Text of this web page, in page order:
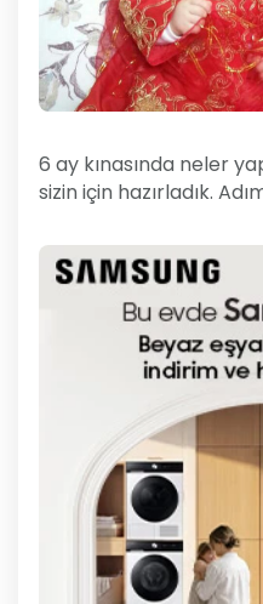
6 ay kınasında neler
sizin için hazırladık.